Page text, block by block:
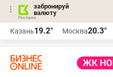
забронируй
валюту
Казань19.2° Москва20.3°